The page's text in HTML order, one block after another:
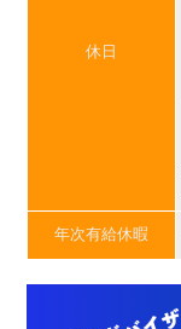
休日
年次有給休暇